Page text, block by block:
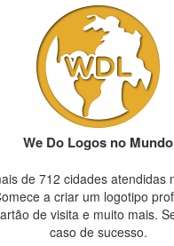
We Do Logos no Mundo
de 712 cidades atendidas
a criar um logotipo
de visita e muito mais.
caso de sucesso.